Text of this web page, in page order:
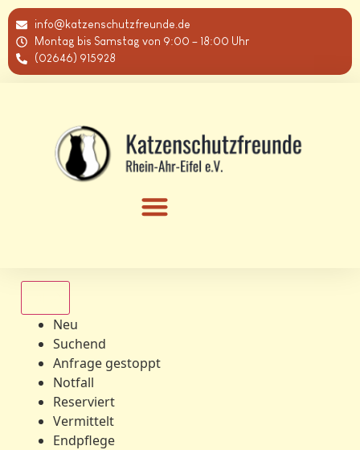
info@katzenschutzfreunde.de
Montag bis Samstag von 9:00 – 18:00 Uhr
(02646) 915928
Neu
Suchend
Anfrage gestoppt
Notfall
Reserviert
Vermittelt
Endpflege